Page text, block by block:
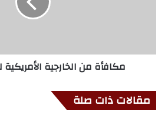
مكافأة من الخارجية
مقالات ذات صلة